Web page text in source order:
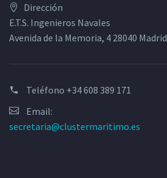
Dirección
E.T.S. Ingenieros Navales
Avenida de la Memoria, 4 28040 Madrid
Teléfono +34 608 389 171
Email:
secretaria@clustermaritimo.es